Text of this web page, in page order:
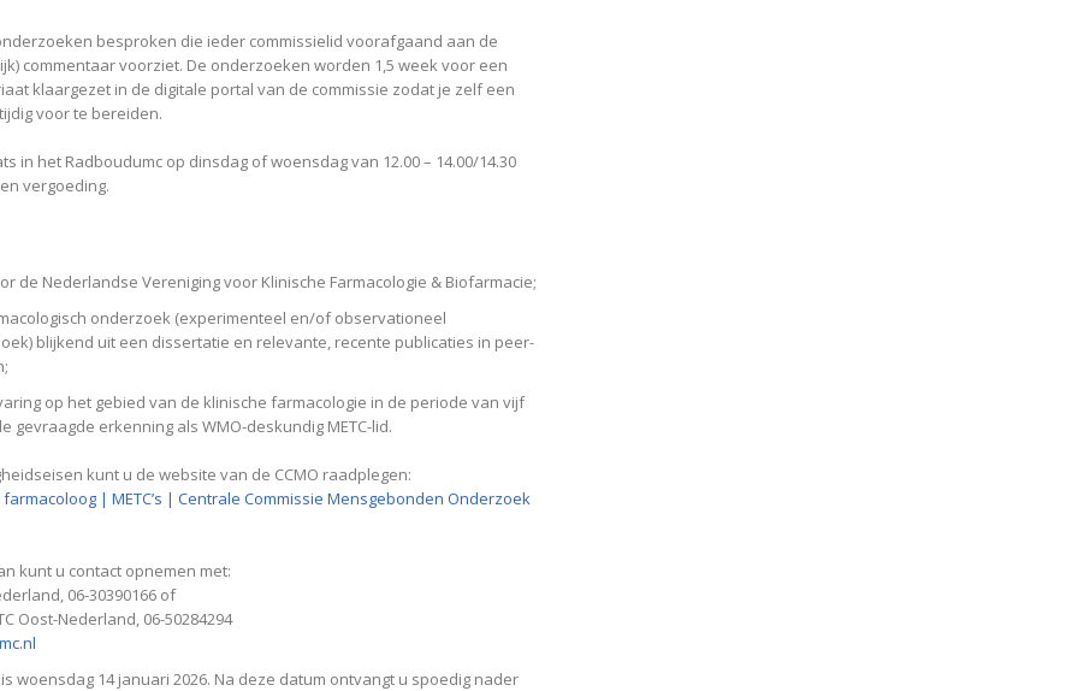
besproken die ieder commissielid voorafgaand aan de
commentaar voorziet. De onderzoeken worden 1,5 week voor een
klaargezet in de digitale portal van de commissie zodat je zelf een
voor te bereiden.
in het Radboudumc op dinsdag of woensdag van 12.00 – 14.00/14.30
vergoeding.
de Nederlandse Vereniging voor Klinische Farmacologie & Biofarmacie;
onderzoek (experimenteel en/of observationeel
blijkend uit een dissertatie en relevante, recente publicaties in peer-
op het gebied van de klinische farmacologie in de periode van vijf
erkenning als WMO-deskundig METC-lid.
kunt u de website van de CCMO raadplegen:
| METC’s | Centrale Commissie Mensgebonden Onderzoek
kunt u contact opnemen met:
06-30390166 of
Oost-Nederland, 06-50284294
woensdag 14 januari 2026. Na deze datum ontvangt u spoedig nader